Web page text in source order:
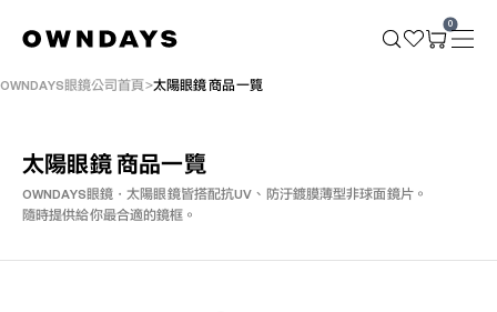
0
OWNDAYS眼鏡公司首頁 太陽眼鏡 商品一覽
太陽眼鏡 商品一覽
OWNDAYS眼鏡・太陽眼鏡皆搭配抗UV、防汙鍍膜薄型非球面鏡片。
隨時提供給你最合適的鏡框。